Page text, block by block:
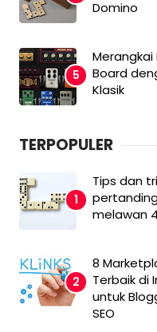
Domino
Merangkai
Board
Klasik
TERPOPULER
Tips dan
melawan
8
Terbaik di
untuk
SEO